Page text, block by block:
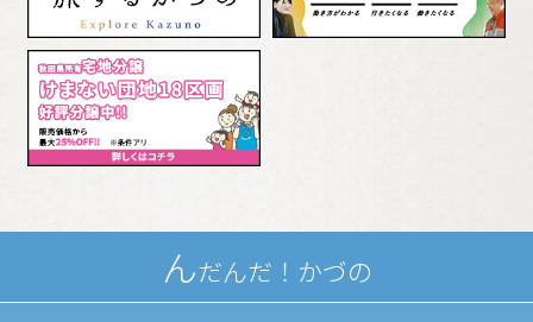
んだんだ！ かづの